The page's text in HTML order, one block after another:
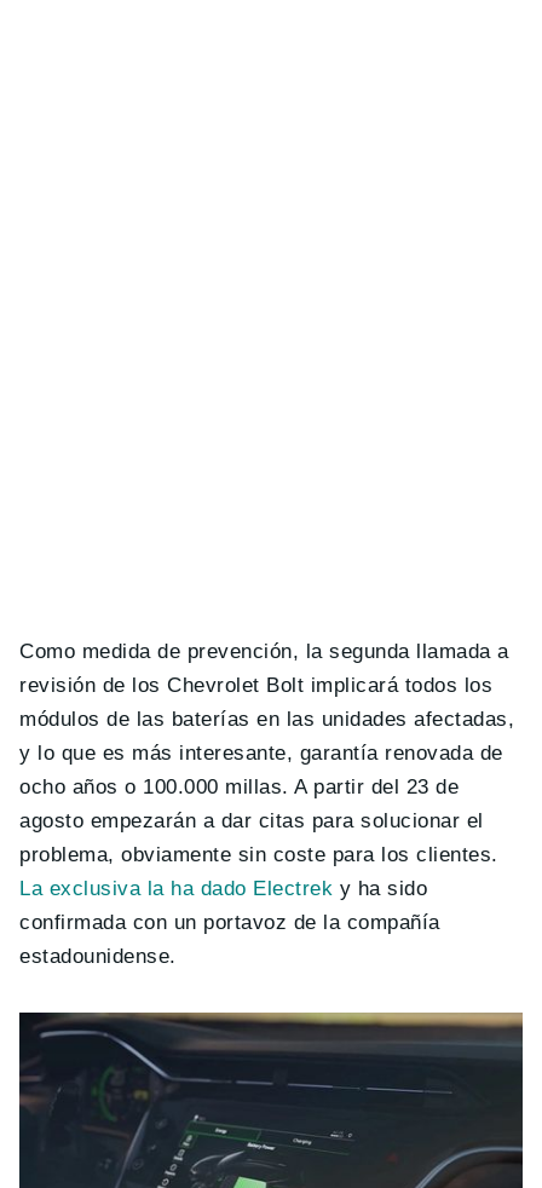
Como medida de prevención, la segunda llamada a
revisión de los Chevrolet Bolt implicará todos los
módulos de las baterías en las unidades afectadas,
y lo que es más interesante, garantía renovada de
ocho años o 100.000 millas. A partir del 23 de
agosto empezarán a dar citas para solucionar el
problema, obviamente sin coste para los clientes.
La exclusiva la ha dado Electrek y ha sido
confirmada con un portavoz de la compañía
estadounidense.